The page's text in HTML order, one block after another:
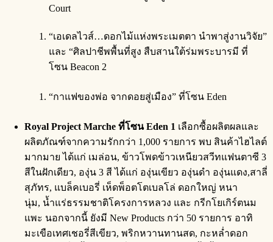
Court
“เอเดลไวส์…ดอกไม้แห่งพระเมตตา นำพาสู่งานวิจัย”
และ “ศิลปาชีพพื้นที่สูง สืบสานใต้ร่มพระบารมี ที่
โซน Beacon 2
“กาแฟของพ่อ จากดอยสู่เมือง” ที่โซน Eden
Royal Project Marche ที่โซน Eden 1 เลือกซื้อผลิตผลและ
ผลิตภัณฑ์จากความรักกว่า 1,000 รายการ พบ สินค้าไฮไลต์
มากมาย ได้แก่ เมล่อน, ข้าวโพดข้าวเหนียวสวีทแฟนตาซี 3
สีในฝักเดียว, องุ่น 3 สี ได้แก่ องุ่นเขียว องุ่นดำ องุ่นแดง,สาลี่
สุภัทร, แบล็คเบอรี่ เห็ดพ็อตโตเบลโล่ ดอกใหญ่ หนา
นุ่ม, น้ำแร่ธรรมชาติโครงการหลวง และ กรีกโยเกิร์ตนม
แพะ นอกจากนี้ ยังมี New Products กว่า 50 รายการ อาทิ
มะเขือเทศเชอรี่สีเขียว, พริกหวานทานสด, กะหล่ำดอก